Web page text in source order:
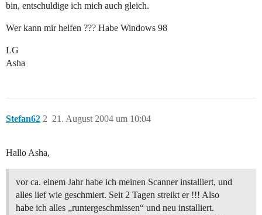
bin, entschuldige ich mich auch gleich.
Wer kann mir helfen ??? Habe Windows 98
LG
Asha
Stefan62 21. August 2004 um 10:04
2
Hallo Asha,
vor ca. einem Jahr habe ich meinen Scanner installiert, und
alles lief wie geschmiert. Seit 2 Tagen streikt er !!! Also
habe ich alles „runtergeschmissen“ und neu installiert.